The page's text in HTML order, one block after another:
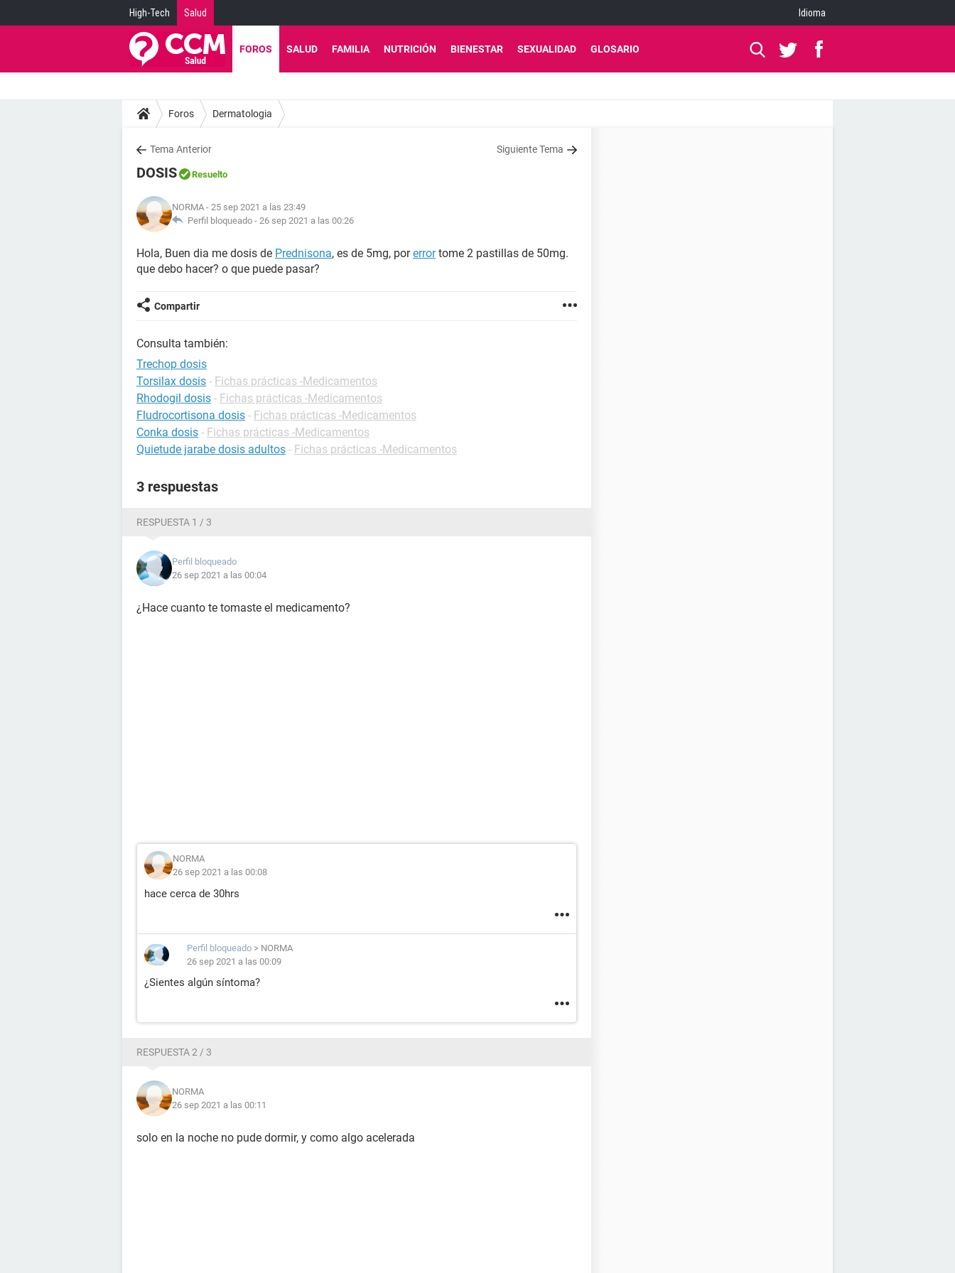
High-Tech Salud Idioma
FOROS SALUD FAMILIA NUTRICIÓN BIENESTAR SEXUALIDAD GLOSARIO
Foros Dermatologia
Tema Anterior Siguiente Tema
DOSIS Resuelto
NORMA - 25 sep 2021 a las 23:49
Perfil bloqueado - 26 sep 2021 a las 00:26
Hola, Buen dia me dosis de Prednisona, es de 5mg, porerrortome 2 pastillas de 50mg.
que debo hacer? o que puede pasar?
Compartir
Consulta también:
Trechop dosis
Torsilax dosis - Fichas prácticas -Medicamentos
Rhodogil dosis - Fichas prácticas -Medicamentos
Fludrocortisona dosis - Fichas prácticas -Medicamentos
Conka dosis - Fichas prácticas -Medicamentos
Quietude jarabe dosis adultos - Fichas prácticas -Medicamentos
3 respuestas
RESPUESTA 1 / 3
Perfil bloqueado
26 sep 2021 a las 00:04
¿Hace cuanto te tomaste el medicamento?
NORMA
26 sep 2021 a las 00:08
hace cerca de 30hrs
Perfil bloqueado > NORMA
26 sep 2021 a las 00:09
¿Sientes algún síntoma?
RESPUESTA 2 / 3
NORMA
26 sep 2021 a las 00:11
solo en la noche no pude dormir, y como algo acelerada